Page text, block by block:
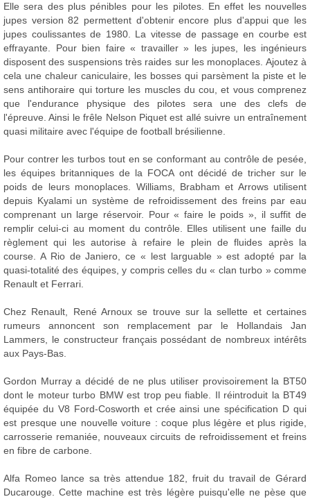
Elle sera des plus pénibles pour les pilotes. En effet les nouvelles
jupes version 82 permettent d'obtenir encore plus d'appui que les
jupes coulissantes de 1980. La vitesse de passage en courbe est
effrayante. Pour bien faire « travailler » les jupes, les ingénieurs
disposent des suspensions très raides sur les monoplaces. Ajoutez à
cela une chaleur caniculaire, les bosses qui parsèment la piste et le
sens antihoraire qui torture les muscles du cou, et vous comprenez
que l'endurance physique des pilotes sera une des clefs de
l'épreuve. Ainsi le frêle Nelson Piquet est allé suivre un entraînement
quasi militaire avec l'équipe de football brésilienne.
Pour contrer les turbos tout en se conformant au contrôle de pesée,
les équipes britanniques de la FOCA ont décidé de tricher sur le
poids de leurs monoplaces. Williams, Brabham et Arrows utilisent
depuis Kyalami un système de refroidissement des freins par eau
comprenant un large réservoir. Pour « faire le poids », il suffit de
remplir celui-ci au moment du contrôle. Elles utilisent une faille du
règlement qui les autorise à refaire le plein de fluides après la
course. A Rio de Janiero, ce « lest larguable » est adopté par la
quasi-totalité des équipes, y compris celles du « clan turbo » comme
Renault et Ferrari.
Chez Renault, René Arnoux se trouve sur la sellette et certaines
rumeurs annoncent son remplacement par le Hollandais Jan
Lammers, le constructeur français possédant de nombreux intérêts
aux Pays-Bas.
Gordon Murray a décidé de ne plus utiliser provisoirement la BT50
dont le moteur turbo BMW est trop peu fiable. Il réintroduit la BT49
équipée du V8 Ford-Cosworth et crée ainsi une spécification D qui
est presque une nouvelle voiture : coque plus légère et plus rigide,
carrosserie remaniée, nouveaux circuits de refroidissement et freins
en fibre de carbone.
Alfa Romeo lance sa très attendue 182, fruit du travail de Gérard
Ducarouge. Cette machine est très légère puisqu'elle ne pèse que